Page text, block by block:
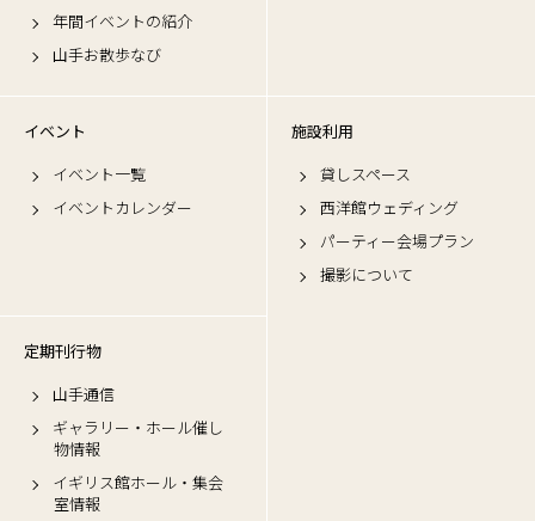
年間イベントの紹介
山手お散歩なび
イベント
イベント一覧
イベントカレンダー
施設利用
貸しスペース
西洋館ウェディング
パーティー会場プラン
撮影について
定期刊行物
山手通信
ギャラリー・ホール催し
物情報
イギリス館ホール・集会
室情報